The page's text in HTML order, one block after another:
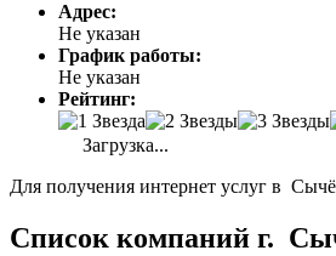
Адрес:
Не указан
График работы:
Не указан
Рейтинг:
Загрузка...
Для получения интернет услуг в
Список компаний г.